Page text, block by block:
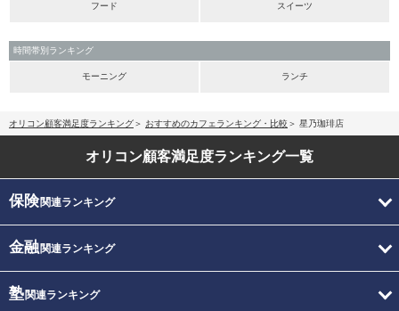
フード スイーツ
時間帯別ランキング
モーニング ランチ
オリコン顧客満足度ランキング おすすめのカフェランキング・比較 星乃珈琲店
オリコン顧客満足度ランキング一覧
保険関連ランキング
金融関連ランキング
塾関連ランキング